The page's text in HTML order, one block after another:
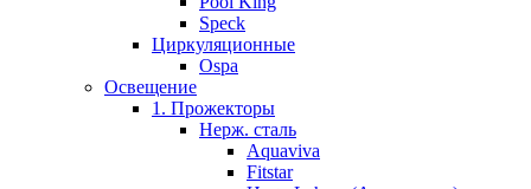
Speck
Циркуляционные
Ospa
Освещение
1. Прожекторы
Нерж. сталь
Aquaviva
Fitstar